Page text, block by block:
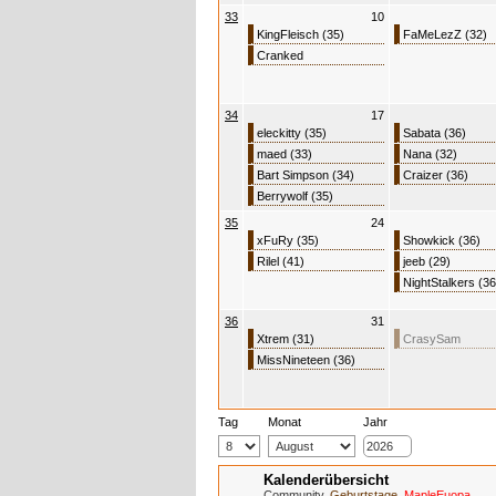
33
10
KingFleisch (35)
Cranked
FaMeLezZ (32)
34
17
eleckitty (35)
maed (33)
Bart Simpson (34)
Berrywolf (35)
Sabata (36)
Nana (32)
Craizer (36)
35
24
xFuRy (35)
Rilel (41)
Showkick (36)
jeeb (29)
NightStalkers
36
31
Xtrem (31)
MissNineteen (36)
CrasySam
Tag Monat Jahr
Kalenderübersicht